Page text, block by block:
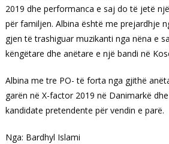
2019 dhe performanca e saj do të jetë
për familjen. Albina është me prejardhje
gjen të trashiguar muzikanti nga nëna e
këngëtare dhe anëtare e një bandi në
Albina me tre PO- të forta nga gjithë
garën në X-factor 2019 në Danimarkë
kandidate pretendente për vendin e parë.
Nga: Bardhyl Islami